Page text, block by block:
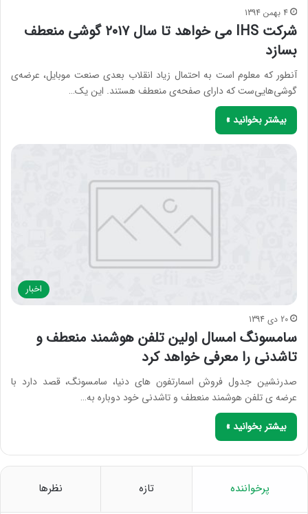
4 بهمن 1394
شرکت IHS می خواهد تا سال ۲۰۱۷ گوشی منعطف
بسازد
آنطور که معلوم است به احتمال زیاد انقلاب بعدی صنعت موبایل، عرضه‌ی
گوشی‌هایی‌ست که دارای صفحه‌ی منعطف هستند. این یک…
بیشتر بخوانید »
اخبار
20 دی 1394
سامسونگ امسال اولین تلفن هوشمند منعطف و
تاشدنی را معرفی خواهد کرد
صدرنشین جدول فروش اسمارتفون های دنیا، سامسونگ، قصد دارد با
عرضه ی تلفن هوشمند منعطف و تاشدنی خود دوباره به…
بیشتر بخوانید »
پرخواننده تازه نظرها